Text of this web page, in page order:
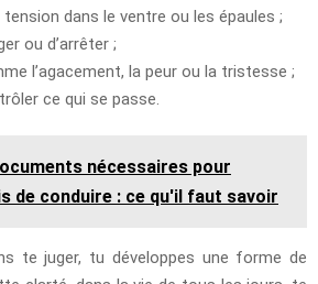
dans le ventre ou les épaules ;
ou d’arrêter ;
l’agacement, la peur ou la tristesse ;
ce qui se passe.
nécessaires pour
de conduire : ce qu'il faut savoir
te juger, tu développes une forme de